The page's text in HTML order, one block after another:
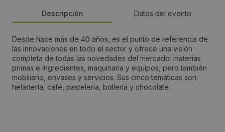
Descripción Datos del evento
Desde hace más de 40 años, es el punto de referencia de
las innovaciones en todo el sector y ofrece una visión
completa de todas las novedades del mercado: materias
primas e ingredientes, maquinaria y equipos, pero también
mobiliario, envases y servicios. Sus cinco temáticas son:
heladería, café, pastelería, bollería y chocolate.
Dirección:
Fiera Di Rimini, Expo center